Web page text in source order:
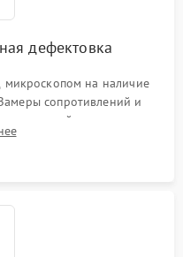
дефектовка
на наличие
сопротивлений и
цепей питания,
и видеочипа.